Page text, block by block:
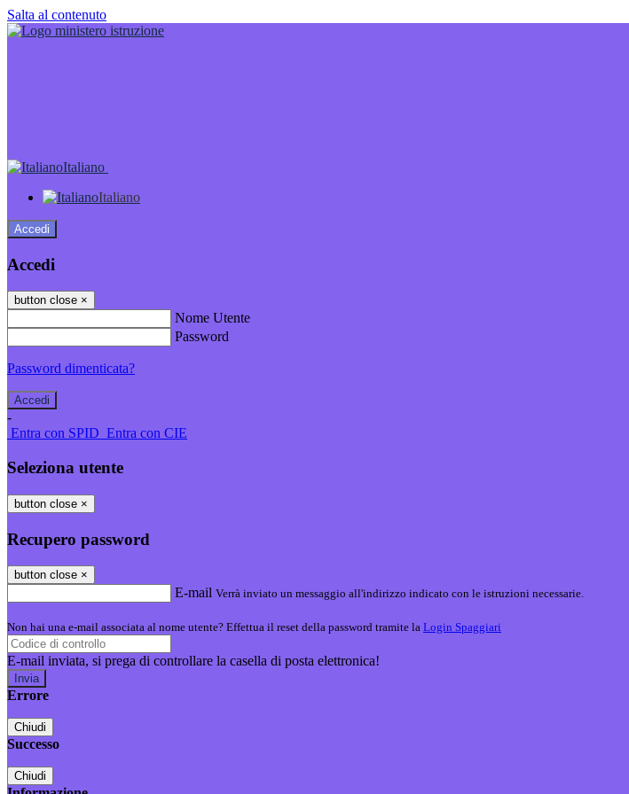
Salta al contenuto
Italiano
Italiano
Accedi
Accedi
button close ×
Nome Utente
Password
Password dimenticata?
-
Entra con SPID Entra con CIE
Seleziona utente
button close ×
Recupero password
button close ×
E-mail Verrà inviato un messaggio all'indirizzo indicato con le istruzioni necessarie.
Non hai una e-mail associata al nome utente? Effettua il reset della password tramite la Login Spaggiari
E-mail inviata, si prega di controllare la casella di posta elettronica!
Errore
Chiudi
Successo
Chiudi